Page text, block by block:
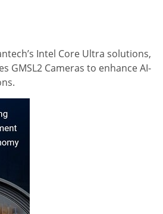
Intel Core Ultra solutions,
GMSL2 Cameras to enhance AI-